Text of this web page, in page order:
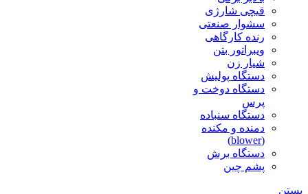
قیچی شارژی
سشوار صنعتی
رنده کارگاهی
ویبراتور بتن
شیار زن
دستگاه پولیش
دستگاه دوخت و
پرس
دستگاه سنباده
دمنده و مکنده
(blower)
دستگاه برش
پشم چین
بستن